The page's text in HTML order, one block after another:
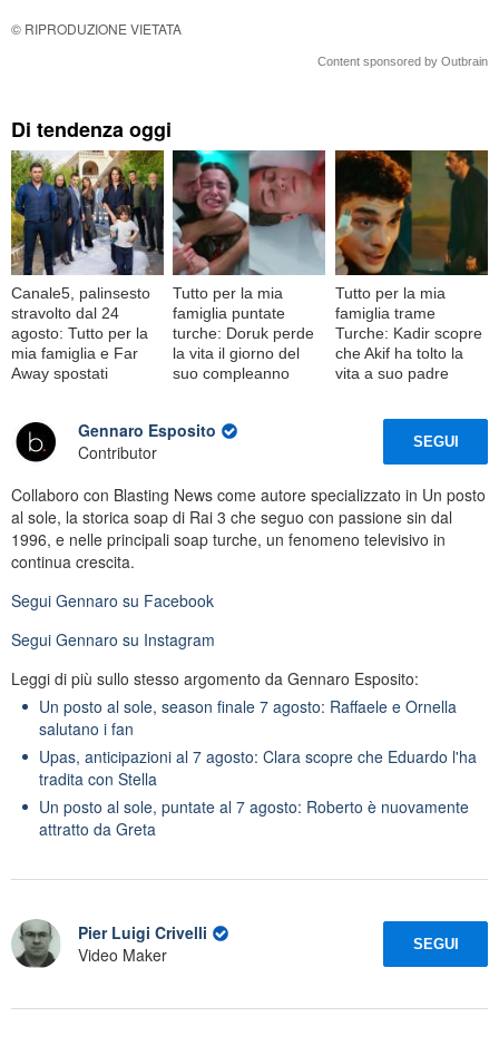
© RIPRODUZIONE VIETATA
Content sponsored by Outbrain
Di tendenza oggi
Canale5, palinsesto
stravolto dal 24
agosto: Tutto per la
mia famiglia e Far
Away spostati
Tutto per la mia
famiglia puntate
turche: Doruk perde
la vita il giorno del
suo compleanno
Tutto per la mia
famiglia trame
Turche: Kadir scopre
che Akif ha tolto la
vita a suo padre
Gennaro Esposito
Contributor
SEGUI
Collaboro con Blasting News come autore specializzato in Un posto
al sole, la storica soap di Rai 3 che seguo con passione sin dal
1996, e nelle principali soap turche, un fenomeno televisivo in
continua crescita.
Segui Gennaro su Facebook
Segui Gennaro su Instagram
Leggi di più sullo stesso argomento da Gennaro Esposito:
Un posto al sole, season finale 7 agosto: Raffaele e Ornella
salutano i fan
Upas, anticipazioni al 7 agosto: Clara scopre che Eduardo l'ha
tradita con Stella
Un posto al sole, puntate al 7 agosto: Roberto è nuovamente
attratto da Greta
Pier Luigi Crivelli
Video Maker
SEGUI